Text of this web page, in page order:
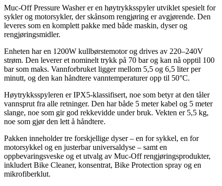
Muc-Off Pressure Washer er en høytrykksspyler utviklet spesielt for
sykler og motorsykler, der skånsom rengjøring er avgjørende. Den
leveres som en komplett pakke med både maskin, dyser og
rengjøringsmidler.
Enheten har en 1200W kullbørstemotor og drives av 220–240V
strøm. Den leverer et nominelt trykk på 70 bar og kan nå opptil 100
bar som maks. Vannforbruket ligger mellom 5,5 og 6,5 liter per
minutt, og den kan håndtere vanntemperaturer opp til 50°C.
Høytrykksspyleren er IPX5-klassifisert, noe som betyr at den tåler
vannsprut fra alle retninger. Den har både 5 meter kabel og 5 meter
slange, noe som gir god rekkevidde under bruk. Vekten er 5,5 kg,
noe som gjør den lett å håndtere.
Pakken inneholder tre forskjellige dyser – en for sykkel, en for
motorsykkel og en justerbar universaldyse – samt en
oppbevaringsveske og et utvalg av Muc-Off rengjøringsprodukter,
inkludert Bike Cleaner, konsentrat, Bike Protection spray og en
mikrofiberklut.